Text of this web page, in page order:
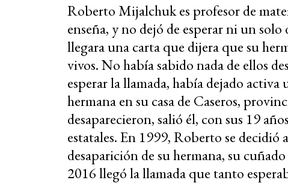
Roberto Mijalchuk es profesor de
enseña, y no dejó de esperar ni un
llegara una carta que dijera que su
vivos. No había sabido nada de ellos
esperar la llamada, había dejado
hermana en su casa de Caseros,
desaparecieron, salió él, con sus 19
estatales. En 1999, Roberto se decidió
desaparición de su hermana, su
2016 llegó la llamada que tanto